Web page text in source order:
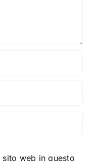
sito web in questo